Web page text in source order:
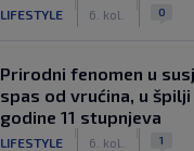
LIFESTYLE 6. kol. 0
Prirodni fenomen u
spas od vrućina, u
godine 11 stupnjeva
LIFESTYLE 6. kol. 1